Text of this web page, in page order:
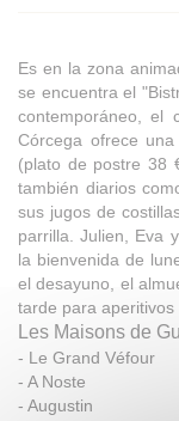
Es en la zona
se encuentra el
contemporáneo, el
Córcega ofrece
(plato de postre 38
también diarios
sus jugos de
parrilla. Julien, Eva
la bienvenida de
el desayuno, el
tarde para aperitivos
Les Maisons de
- Le Grand Véfour
- A Noste
- Augustin